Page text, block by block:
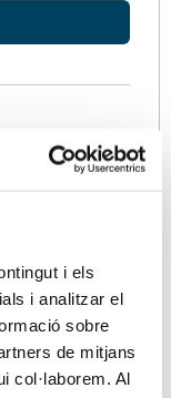
i els
i analitzar el
sobre
de mitjans
col·laborem. Al
Mercantil.
que
amb la
liquidació de
a efectuar